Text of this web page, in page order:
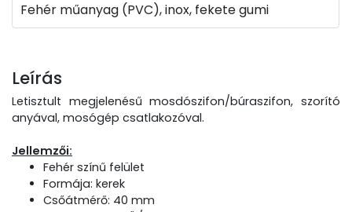
Fehér műanyag (PVC), inox, fekete gumi
Leírás
Letisztult megjelenésű mosdószifon/búraszifon, szorító
anyával, mosógép csatlakozóval.
Jellemzői:
Fehér színű felület
Formája: kerek
Csőátmérő: 40 mm